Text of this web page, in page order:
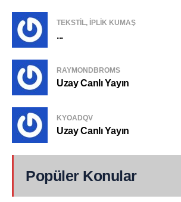
TEKSTIL, IPLIK KUMAŞ
...
RAYMONDBROMS
Uzay Canlı Yayın
KYOADQV
Uzay Canlı Yayın
Popüler Konular